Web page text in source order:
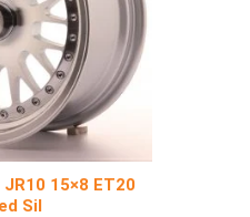
15×8 ET20
Sil